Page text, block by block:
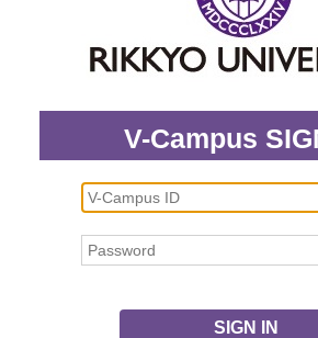
V-Campus
SIGN IN